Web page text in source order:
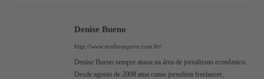
Denise Bueno
http://www.sonhoseguro.com.br/
Denise Bueno sempre atuou na área de jornalismo econômico.
Desde agosto de 2008 atua como jornalista freelancer,